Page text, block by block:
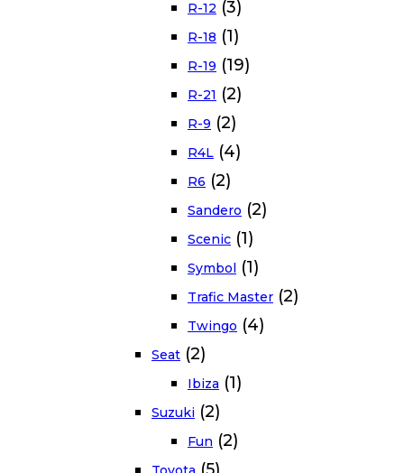
R-12 (3)
R-18 (1)
R-19 (19)
R-21 (2)
R-9 (2)
R4L (4)
R6 (2)
Sandero (2)
Scenic (1)
Symbol (1)
Trafic Master (2)
Twingo (4)
Seat (2)
Ibiza (1)
Suzuki (2)
Fun (2)
(5)